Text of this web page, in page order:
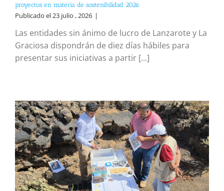
proyectos en materia de sostenibilidad 2026
Publicado el 23 julio , 2026 |
Las entidades sin ánimo de lucro de Lanzarote y La
Graciosa dispondrán de diez días hábiles para
presentar sus iniciativas a partir [...]